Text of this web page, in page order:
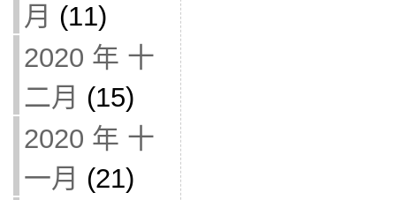
月 (11)
2020 年 十
二月 (15)
2020 年 十
一月 (21)